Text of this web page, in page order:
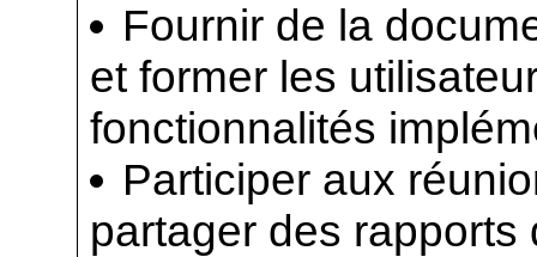
Fournir de la
et former les
fonctionnalités
Participer aux
partager des